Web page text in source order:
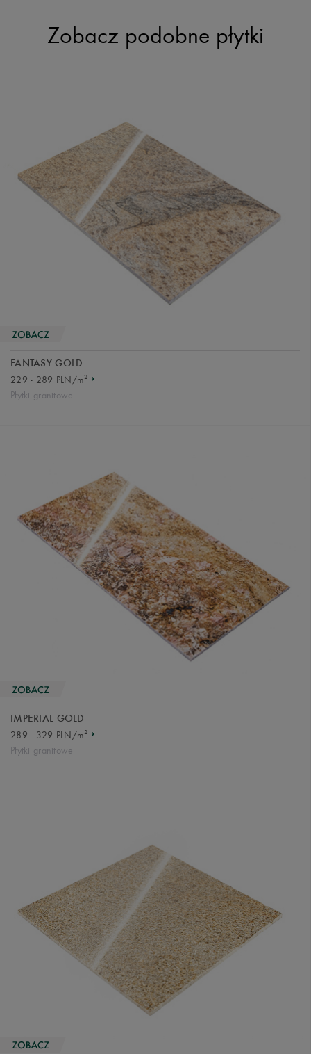
Zobacz podobne płytki
FANTASY GOLD
229 - 289 PLN/m2
Płytki granitowe
IMPERIAL GOLD
289 - 329 PLN/m2
Płytki granitowe